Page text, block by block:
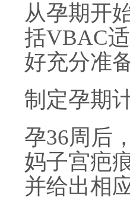
从孕期开
括VBAC
好充分准
制定孕期
孕36周后
妈子宫疤
并给出相